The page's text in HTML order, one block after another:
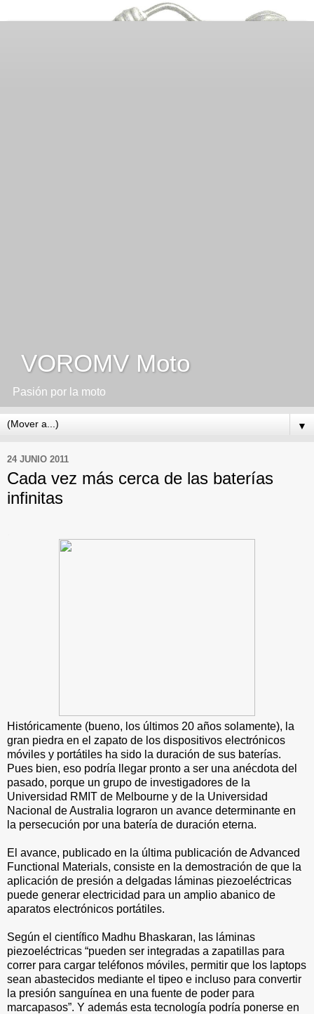
VOROMV Moto
Pasión por la moto
▼
24 JUNIO 2011
Cada vez más cerca de las baterías
infinitas
Históricamente (bueno, los últimos 20 años solamente), la
gran piedra en el zapato de los dispositivos electrónicos
móviles y portátiles ha sido la duración de sus baterías.
Pues bien, eso podría llegar pronto a ser una anécdota del
pasado, porque un grupo de investigadores de la
Universidad RMIT de Melbourne y de la Universidad
Nacional de Australia lograron un avance determinante en
la persecución por una batería de duración eterna.
El avance, publicado en la última publicación de Advanced
Functional Materials, consiste en la demostración de que la
aplicación de presión a delgadas láminas piezoeléctricas
puede generar electricidad para un amplio abanico de
aparatos electrónicos portátiles.
Según el científico Madhu Bhaskaran, las láminas
piezoeléctricas “pueden ser integradas a zapatillas para
correr para cargar teléfonos móviles, permitir que los laptops
sean abastecidos mediante el tipeo e incluso para convertir
la presión sanguínea en una fuente de poder para
marcapasos”. Y además esta tecnología podría ponerse en